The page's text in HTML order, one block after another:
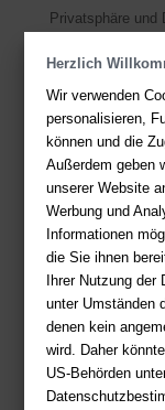
Herzlich
Wir verwenden
personalisieren,
können und die
Außerdem geben
unserer Website
Werbung und
Informationen
die Sie ihnen
Ihrer Nutzung
unter Umständen
denen kein
wird. Daher
US-Behörden
Privatsphäre und
Sie haben Fragen?
Fragen.
Fragen per E-Mail:
Telefon: +49 (0)511 -
Ihre Vorteile
Kostenloser
Sicherer Online
Viele